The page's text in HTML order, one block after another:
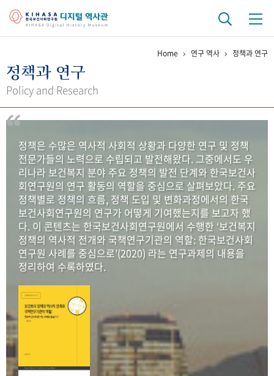
걸어온 길 기관 변천사
연구 역사
정책과 연구 키워드로 보는 연구 역사
연구자들
간행물 변천사
기록물 아카이브
사진 아카이브 문서 기록물 행정박물 영상 기록물
50+1주년 기념
성과 50선 숫자로 보는 50년
세계와 함께 한 KIHASA
VR 역사관
Home 연구 역사 정책과 연구
정책과 연구
Policy and Research
정책은 수많은 역사적 사회적 상황과 다양한 연구 및 정책
전문가들의 노력으로 수립되고 발전해왔다. 그중에서도 우
리나라 보건복지 분야 주요 정책의 발전 단계와 한국보건사
회연구원의 연구 활동의 역할을 중심으로 살펴보았다. 주요
정책별로 정책의 흐름, 정책 도입 및 변화과정에서의 한국
보건사회연구원의 연구가 어떻게 기여했는지를 보고자 했
다. 이 콘텐츠는 한국보건사회연구원에서 수행한 ‘보건복지
정책의 역사적 전개와 국책연구기관의 역할: 한국보건사회
연구원 사례를 중심으로’(2020) 라는 연구과제의 내용을
정리하여 수록하였다.